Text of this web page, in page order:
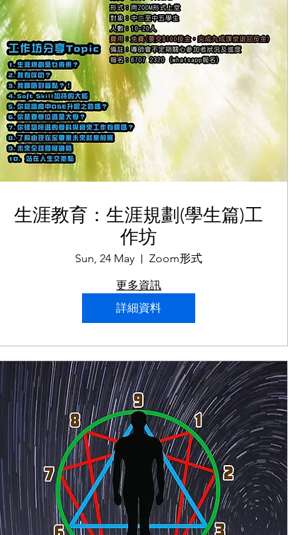
生涯教育：生涯規劃(學生篇)工
作坊
Sun, 24 May
Zoom形式
更多資訊
詳細資料